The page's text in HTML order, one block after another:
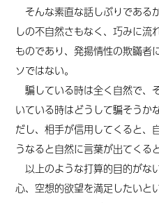
そんな素直な話しぶりである
しの不自然さもなく、巧みに流
ものであり、発揚情性の欺瞞者
ソではない。
騙している時は全く自然で、
いている時はどうして騙そうか
だし、相手が信用してくると、
うなると自然に言葉が出てくる
以上のような打算的目的がな
心、空想的欲望を満足したいと